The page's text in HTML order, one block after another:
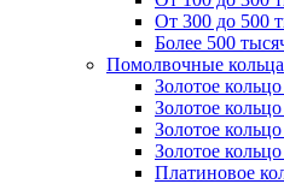
От 300 до 500
Более 500
Помолвочные кольца
Золотое
Золотое
Золотое
Золотое
Платиновое